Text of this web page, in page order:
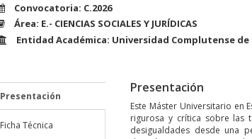
Convocatoria: C.2026
Área: E.- CIENCIAS SOCIALES Y JURÍDICAS
Entidad Académica: Universidad Complutense
Presentación
Ficha Técnica
Presentación
Este Máster Universitario en
rigurosa y crítica sobre las
desigualdades desde una